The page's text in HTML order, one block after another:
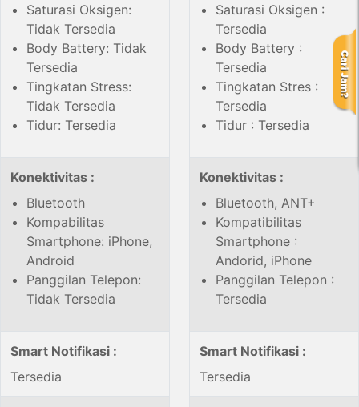
Saturasi Oksigen:
Tidak Tersedia
Body Battery: Tidak
Tersedia
Tingkatan Stress:
Tidak Tersedia
Tidur: Tersedia
Saturasi Oksigen :
Tersedia
Body Battery :
Tersedia
Tingkatan Stres :
Tersedia
Tidur : Tersedia
Konektivitas :
Bluetooth
Kompabilitas
Smartphone: iPhone,
Android
Panggilan Telepon:
Tidak Tersedia
Konektivitas :
Bluetooth, ANT+
Kompatibilitas
Smartphone :
Andorid, iPhone
Panggilan Telepon :
Tersedia
Smart Notifikasi :
Tersedia
Smart Notifikasi :
Tersedia